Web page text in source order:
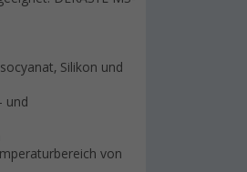
Silikon und
und
von